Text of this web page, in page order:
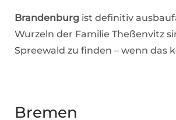
Brandenburg ist definitiv
Wurzeln der Familie Theßenvitz
Spreewald zu finden – wenn das
Bremen